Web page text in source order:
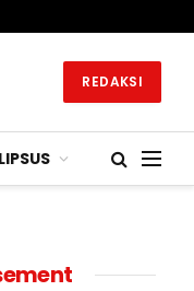
REDAKSI
LIPSUS